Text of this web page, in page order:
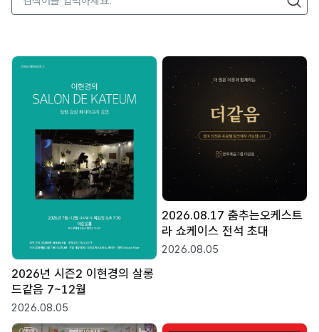
어
력
2026년 시즌2 이현경의 살롱
드같음 7~12월
2026.08.05
2026.08.17 춤추는오케스트
라 쇼케이스 전석 초대
2026.08.05